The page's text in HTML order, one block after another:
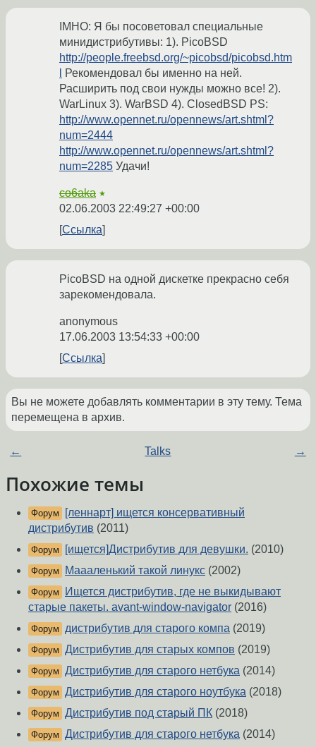
IMHO: Я бы посоветовал специальные
минидистрибутивы: 1). PicoBSD
http://people.freebsd.org/~picobsd/picobsd.htm
Рекомендовал бы именно на ней.
Расширить под свои нужды можно все! 2).
WarLinux 3). WarBSD 4). ClosedBSD PS:
http://www.opennet.ru/opennews/art.shtml?
num=2444
http://www.opennet.ru/opennews/art.shtml?
num=2285 Удачи!
co6aka ★
02.06.2003 22:49:27 +00:00
Ссылка
PicoBSD на одной дискетке прекрасно себя
зарекомендовала.
anonymous
17.06.2003 13:54:33 +00:00
Ссылка
Вы не можете добавлять комментарии в эту тему. Тема
перемещена в архив.
← Talks →
Похожие темы
Форум
[леннарт] ищется консервативный
дистрибутив (2011)
Форум [ищется]Дистрибутив для девушки. (2010)
Форум Маааленький такой линукс (2002)
Форум
Ищется дистрибутив, где не выкидывают
старые пакеты. avant-window-navigator (2016)
Форум дистрибутив для старого компа (2019)
Форум Дистрибутив для старых компов (2019)
Форум Дистрибутив для старого нетбука (2014)
Форум Дистрибутив для старого ноутбука (2018)
Форум Дистрибутив под старый ПК (2018)
Форум Дистрибутив для старого нетбука (2014)